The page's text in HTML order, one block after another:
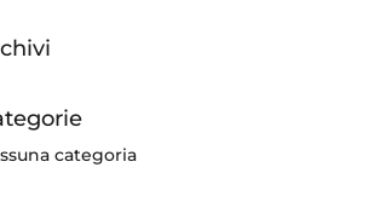
categoria